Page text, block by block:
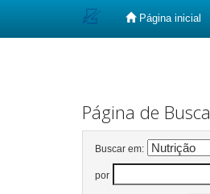
Página inicial
Página de Busca
Buscar em:
por